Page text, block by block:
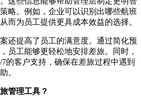
略。例如，企业可以识别出哪些航班
而为员工提供更具成本效益的选择。
还提高了员工的满意度。通过简化预
员工能够更轻松地安排差旅。同时，
的客户支持，确保在差旅过程中遇到
。
管理工具？